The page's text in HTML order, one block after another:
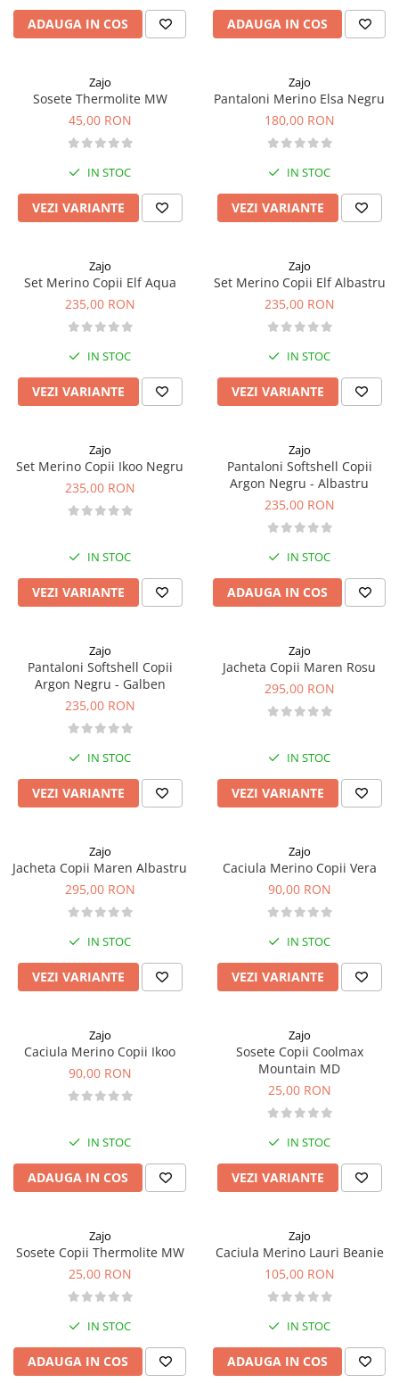
SACI DE DORMIT
RUCSACI
Rucsaci intre 31 - 50 litri
Rucsaci intre 51 - 70 litri
Rucsaci impermeabili
Borsete si Portofele
Accesorii
CORTURI
Corturi 3 persoane
Corturi 4 persoane
Corturi de familie
LANTERNE
IMBRACAMINTE
Caciuli
Imbracaminte de corp
Bandane
Produse de Intretinere
Pantaloni
Jachete
Sosete
Imbracaminte de corp
Copii
Jachete copii
Pantaloni copii
Sosete
Imbracaminte de corp
Produse de Intretinere
COPII
OFERTE SPECIALE
Arzatoare si Butelii
Vase si Tacamuri
ADAUGA IN COS ADAUGA IN COS
Zajo
Sosete Thermolite MW
45,00 RON
IN STOC
VEZI VARIANTE
Zajo
Pantaloni Merino Elsa Negru
180,00 RON
IN STOC
VEZI VARIANTE
Zajo
Set Merino Copii Elf Aqua
235,00 RON
IN STOC
VEZI VARIANTE
Zajo
Set Merino Copii Elf Albastru
235,00 RON
IN STOC
VEZI VARIANTE
Zajo
Set Merino Copii Ikoo Negru
235,00 RON
IN STOC
VEZI VARIANTE
Zajo
Pantaloni Softshell Copii
Argon Negru - Albastru
235,00 RON
IN STOC
ADAUGA IN COS
Zajo
Pantaloni Softshell Copii
Argon Negru - Galben
235,00 RON
IN STOC
VEZI VARIANTE
Zajo
Jacheta Copii Maren Rosu
295,00 RON
IN STOC
VEZI VARIANTE
Zajo
Jacheta Copii Maren Albastru
295,00 RON
IN STOC
VEZI VARIANTE
Zajo
Caciula Merino Copii Vera
90,00 RON
IN STOC
VEZI VARIANTE
Zajo
Caciula Merino Copii Ikoo
90,00 RON
IN STOC
ADAUGA IN COS
Zajo
Sosete Copii Coolmax
Mountain MD
25,00 RON
IN STOC
VEZI VARIANTE
Zajo
Sosete Copii Thermolite MW
25,00 RON
IN STOC
ADAUGA IN COS
Zajo
Caciula Merino Lauri Beanie
105,00 RON
IN STOC
ADAUGA IN COS